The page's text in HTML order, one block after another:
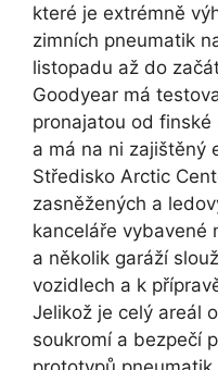
které je extrémně
zimních pneumatik
listopadu až do
Goodyear má
pronajatou od
a má na ni zajištěný
Středisko Arctic
zasněžených a
kanceláře vybavené
a několik garáží
vozidlech a k
Jelikož je celý areál
soukromí a bezpečí